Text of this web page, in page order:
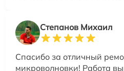
Степанов Михаил
Спасибо за отличный
микроволновки! Работа